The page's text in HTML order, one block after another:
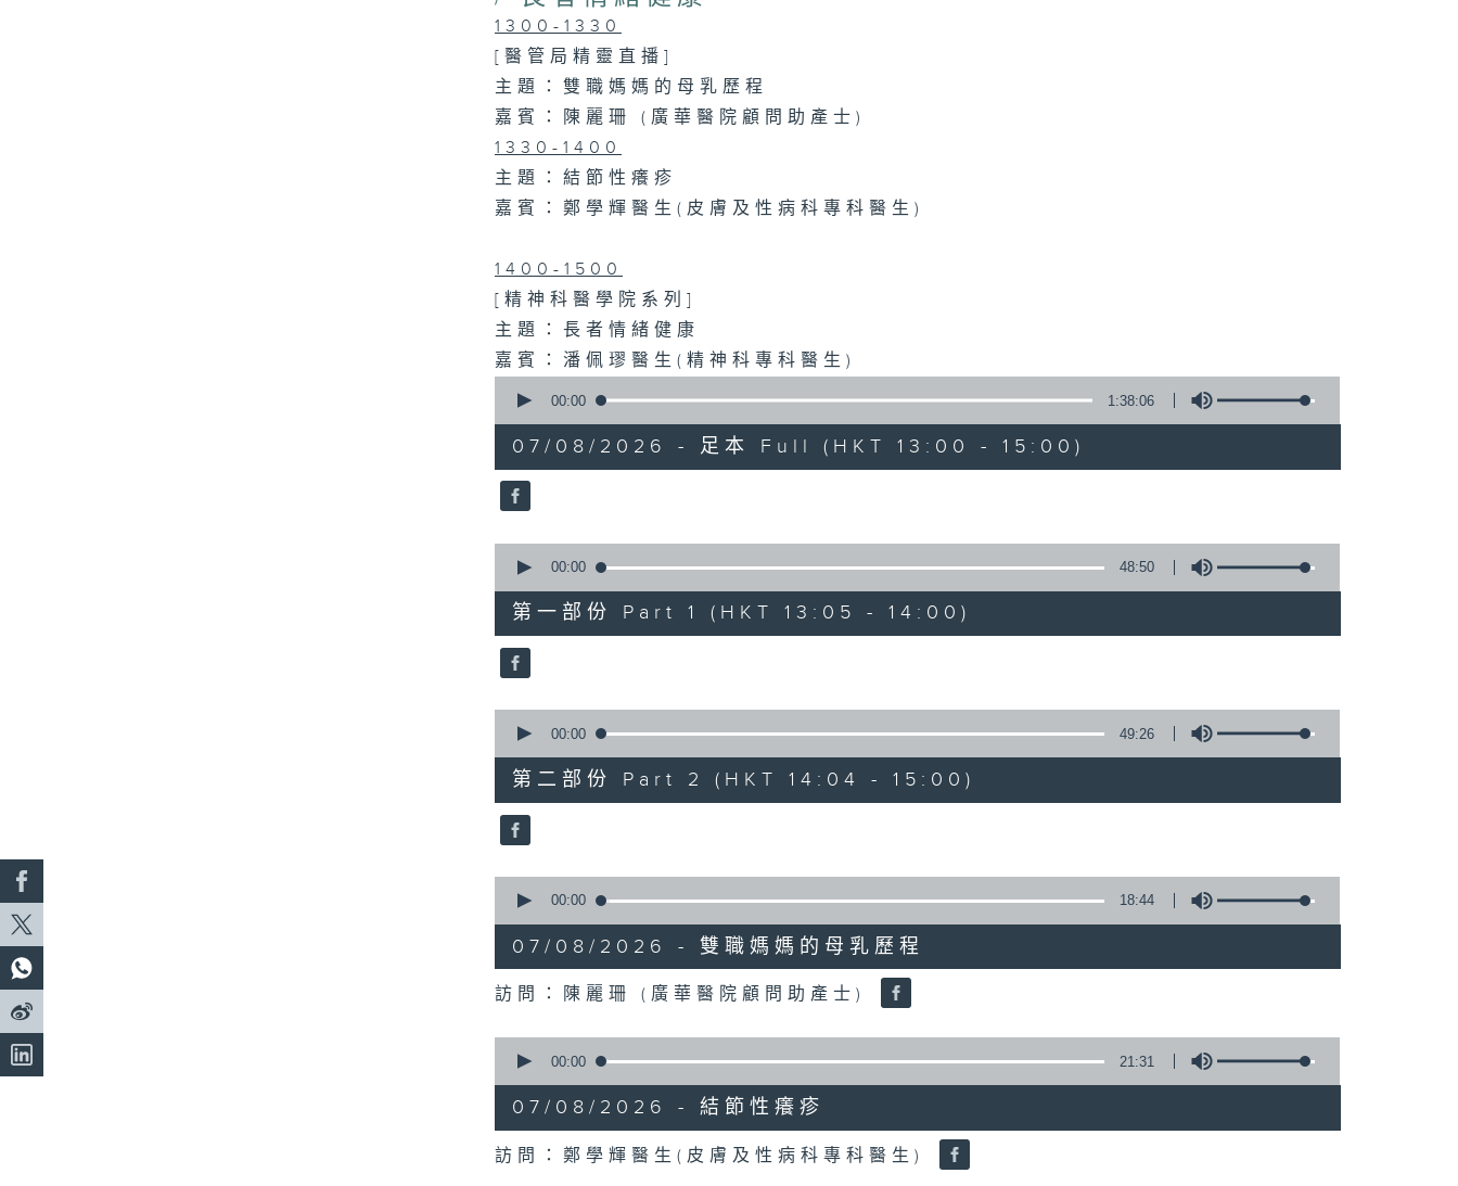
1300-1330
[醫管局精靈直播]
主題：雙職媽媽的母乳歷程
嘉賓：陳麗珊 (廣華醫院顧問助產士)
1330-1400
主題：結節性癢疹
嘉賓：鄭學輝醫生(皮膚及性病科專科醫生)
1400-1500
[精神科醫學院系列]
主題：長者情緒健康
嘉賓：潘佩璆醫生(精神科專科醫生)
seconds
hour,
38
minutes,
6
90%
00:00 1:38:06
07/08/2026 - 足本 Full (HKT 13:00 - 15:00)
seconds
48
minutes,
50
seconds
90%
00:00 48:50
第一部份 Part 1 (HKT 13:05 - 14:00)
seconds
49
minutes,
26
seconds
90%
00:00 49:26
第二部份 Part 2 (HKT 14:04 - 15:00)
seconds
18
minutes,
44
secondsVolume
90%
00:00 18:44
07/08/2026 - 雙職媽媽的母乳歷程
訪問：陳麗珊 (廣華醫院顧問助產士)
seconds
21
minutes,
31
secondsVolume
90%
00:00 21:31
07/08/2026 - 結節性癢疹
訪問：鄭學輝醫生(皮膚及性病科專科醫生)